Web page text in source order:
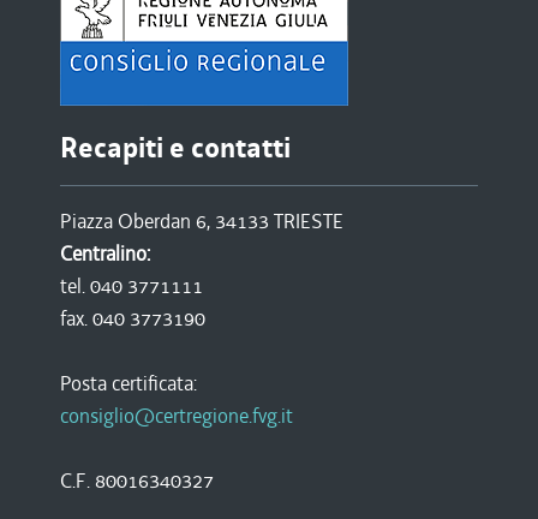
Recapiti e contatti
Piazza Oberdan 6, 34133 TRIESTE
Centralino:
tel. 040 3771111
fax. 040 3773190
Posta certificata:
consiglio@certregione.fvg.it
C.F. 80016340327